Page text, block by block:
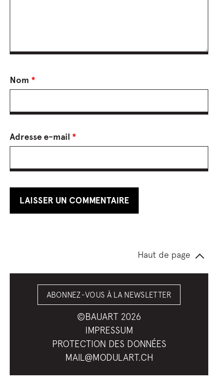
Nom *
Adresse e-mail *
Haut de page
ABONNEZ-VOUS À LA NEWSLETTER
©BAUART 2026
IMPRESSUM
PROTECTION DES DONNÉES
MAIL@MODULART.CH